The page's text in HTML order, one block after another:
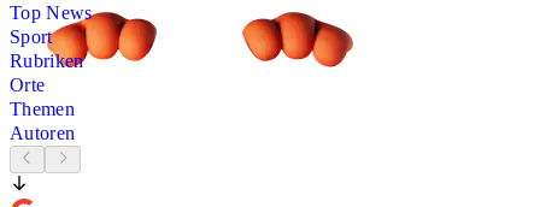
Top News
Sport
Rubriken
Orte
Themen
Autoren